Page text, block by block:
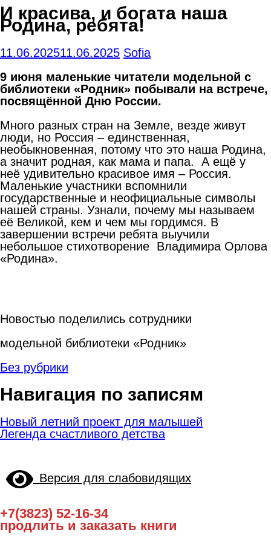
И красива, и богата наша
Родина, ребята!
11.06.202511.06.2025 Sofia
9 июня маленькие читатели модельной с
библиотеки «Родник» побывали на встрече,
посвящённой Дню России.
Много разных стран на Земле, везде живут
люди, но Россия – единственная,
необыкновенная, потому что это наша Родина,
а значит родная, как мама и папа. А ещё у
неё удивительно красивое имя – Россия.
Маленькие участники вспомнили
государственные и неофициальные символы
нашей страны. Узнали, почему мы называем
её Великой, кем и чем мы гордимся. В
завершении встречи ребята выучили
небольшое стихотворение Владимира Орлова
«Родина».
Новостью поделились сотрудники
модельной библиотеки «Родник»
Без рубрики
Навигация по записям
Новый летний проект для малышей
Легенда счастливого детства
Версия для слабовидящих
+7(3823) 52-16-34
продлить и заказать книги